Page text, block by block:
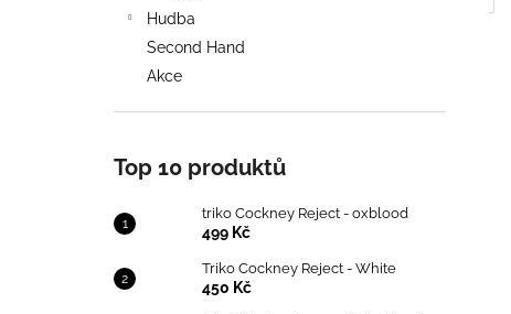
Hudba
Second Hand
Akce
Top 10 produktů
triko Cockney Reject - oxblood
499 Kč
Triko Cockney Reject - White
450 Kč